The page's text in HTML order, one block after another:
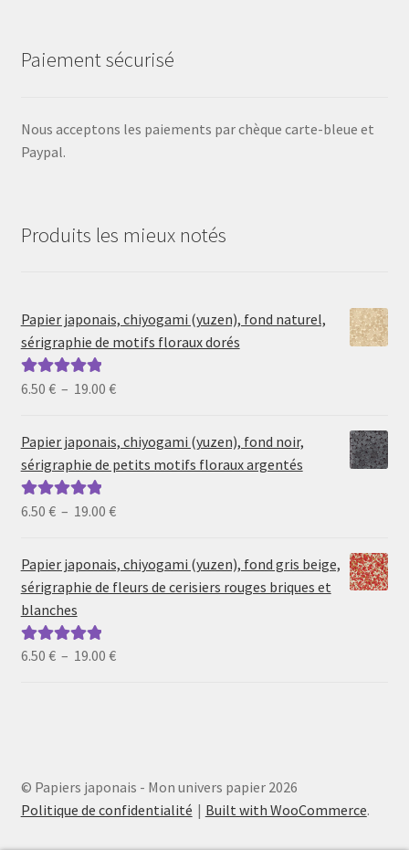
Paiement sécurisé
Nous acceptons les paiements par chèque carte-bleue et
Paypal.
Produits les mieux notés
Papier japonais, chiyogami (yuzen), fond naturel,
sérigraphie de motifs floraux dorés
Note5.00sur
6.50 € – 19.00 €Plage
prix :
6.50 €
à
Papier japonais, chiyogami (yuzen), fond noir,
sérigraphie de petits motifs floraux argentés
Note5.00sur
6.50 € – 19.00 €Plage
prix :
6.50 €
Papier japonais, chiyogami (yuzen), fond gris beige,
sérigraphie de fleurs de cerisiers rouges briques et
blanches
Note5.00sur
6.50 € – 19.00 €Plage
© Papiers japonais - Mon univers papier 2026
Politique de confidentialité
Built with WooCommerce.